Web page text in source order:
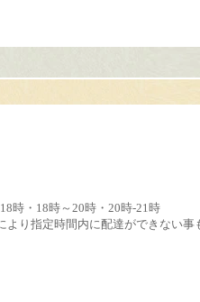
時・18時～20時・20時-21時
り指定時間内に配達ができない事